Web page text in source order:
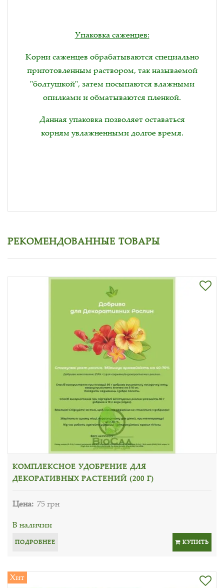
Упаковка саженцев:
Корни саженцев обрабатываются специально
приготовленным раствором, так называемой
"болтушкой", затем посыпаются влажными
опилками и обматываются пленкой.
Данная упаковка позволяет оставаться
корням увлажненными долгое время.
РЕКОМЕНДОВАННЫЕ ТОВАРЫ
КОМПЛЕКСНОЕ УДОБРЕНИЕ ДЛЯ
ДЕКОРАТИВНЫХ РАСТЕНИЙ (200 Г)
Цена: 75 грн
В наличии
ПОДРОБНЕЕ КУПИТЬ
Хит